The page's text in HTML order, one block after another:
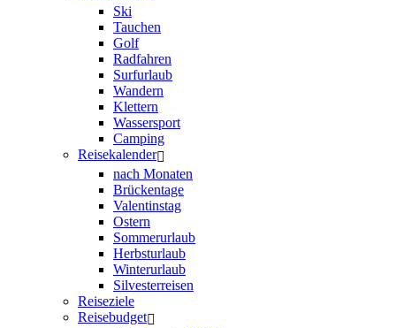
Ski
Tauchen
Golf
Radfahren
Surfurlaub
Wandern
Klettern
Wassersport
Camping
Reisekalender
nach Monaten
Brückentage
Valentinstag
Ostern
Sommerurlaub
Herbsturlaub
Winterurlaub
Silvesterreisen
Reiseziele
Reisebudget